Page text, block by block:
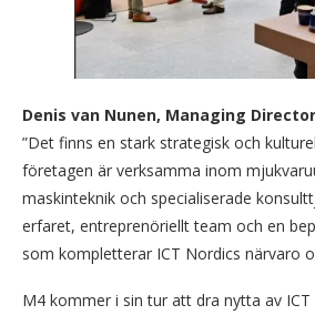
Denis van Nunen, Managing
”Det finns en stark strategisk och
företagen är verksamma inom
maskinteknik och specialiserade
erfaret, entreprenöriellt team och en
som kompletterar ICT Nordics närvaro
M4 kommer i sin tur att dra nytta av